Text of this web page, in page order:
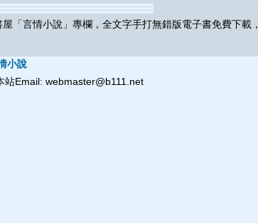
「言情小說」專欄，全文字手打無錯版電子書免費下載，
小說
站Email: webmaster@b111.net